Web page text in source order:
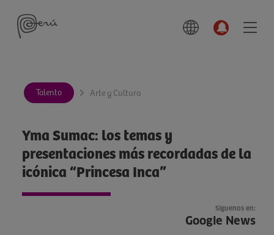
Talento Arte y Cultura
Yma Sumac: los temas y
presentaciones más recordadas de la
icónica “Princesa Inca”
Síguenos en:
Google News